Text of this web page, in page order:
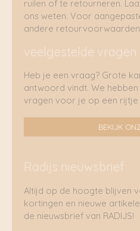
ruilen of te retourneren.
ons weten. Voor
andere
veelgestelde vragen
Heb je een vraag? Grote
antwoord vindt. We
vragen voor je op een rijtje
BEKIJK
Radijs nieuwsbrief
Altijd op de hoogte blijven
kortingen en nieuwe
de nieuwsbrief van RADIJS!